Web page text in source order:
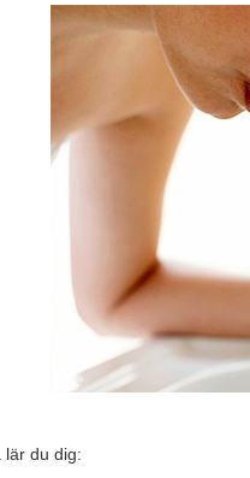
lär du dig: